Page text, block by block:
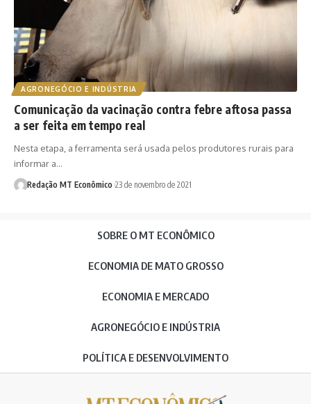
AGRONEGÓCIO E INDÚSTRIA
Comunicação da vacinação contra febre aftosa passa
a ser feita em tempo real
Nesta etapa, a ferramenta será usada pelos produtores rurais para
informar a…
Redação MT Econômico 23 de novembro de 2021
SOBRE O MT ECONÔMICO
ECONOMIA DE MATO GROSSO
ECONOMIA E MERCADO
AGRONEGÓCIO E INDÚSTRIA
POLÍTICA E DESENVOLVIMENTO